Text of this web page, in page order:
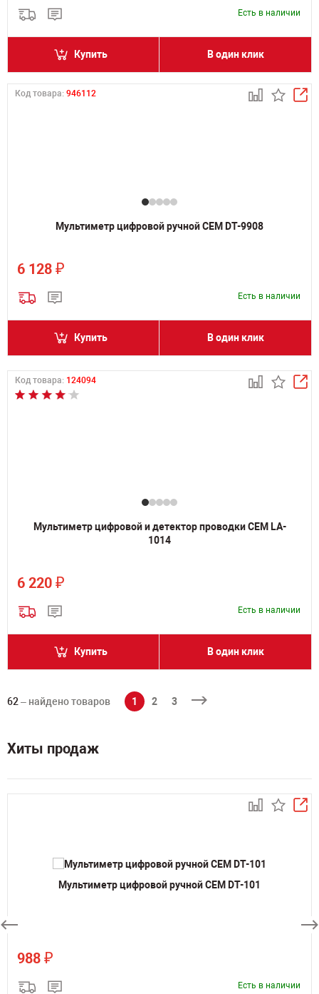
Есть в наличии
Купить В один клик
Код товара: 946112
Мультиметр цифровой ручной CEM DT-9908
6 128 ₽
Есть в наличии
Купить В один клик
Код товара: 124094
Мультиметр цифровой и детектор проводки CEM LA-
1014
6 220 ₽
Есть в наличии
Купить В один клик
62 – найдено товаров 1 2 3
Хиты продаж
Мультиметр цифровой ручной CEM DT-101
988 ₽
Есть в наличии